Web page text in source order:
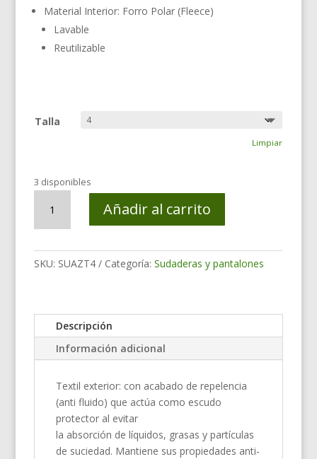
Material Interior: Forro Polar (Fleece)
Lavable
Reutilizable
Talla
Limpiar
3 disponibles
Anti-
fluido
cantidad
Añadir al carrito
SKU: SUAZT4 Categoría:Sudaderas y pantalones
Descripción
Información adicional
Textil exterior: con acabado de repelencia
(anti fluido) que actúa como escudo
protector al evitar
la absorción de líquidos, grasas y partículas
de suciedad. Mantiene sus propiedades anti-